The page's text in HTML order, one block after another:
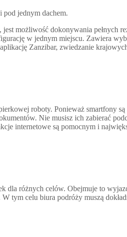
pod jednym dachem.
możliwość dokonywania pełnych
w jednym miejscu. Zawiera
Zanzibar, zwiedzanie
roboty. Ponieważ smartfony
Nie musisz ich zabierać
internetowe są pomocnym i
dla różnych celów. Obejmuje to
tym celu biura podróży muszą